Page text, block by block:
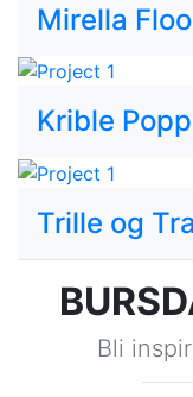
Mirella
Krible Popp
Trille og
Bli